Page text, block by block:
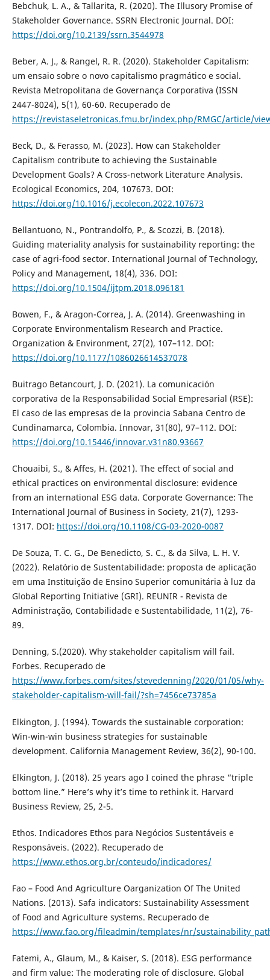
Bebchuk, L. A., & Tallarita, R. (2020). The Illusory Promise of
Stakeholder Governance. SSRN Electronic Journal. DOI:
https://doi.org/10.2139/ssrn.3544978
Beber, A. J., & Rangel, R. R. (2020). Stakeholder Capitalism:
um ensaio sobre o novo capitalismo pragmático e social.
Revista Metropolitana de Governança Corporativa (ISSN
2447-8024), 5(1), 60-60. Recuperado de
https://revistaseletronicas.fmu.br/index.php/RMGC/article/
Beck, D., & Ferasso, M. (2023). How can Stakeholder
Capitalism contribute to achieving the Sustainable
Development Goals? A Cross-network Literature Analysis.
Ecological Economics, 204, 107673. DOI:
https://doi.org/10.1016/j.ecolecon.2022.107673
Bellantuono, N., Pontrandolfo, P., & Scozzi, B. (2018).
Guiding materiality analysis for sustainability reporting: the
case of agri-food sector. International Journal of Technology,
Policy and Management, 18(4), 336. DOI:
https://doi.org/10.1504/ijtpm.2018.096181
Bowen, F., & Aragon-Correa, J. A. (2014). Greenwashing in
Corporate Environmentalism Research and Practice.
Organization & Environment, 27(2), 107–112. DOI:
https://doi.org/10.1177/1086026614537078
Buitrago Betancourt, J. D. (2021). La comunicación
corporativa de la Responsabilidad Social Empresarial (RSE):
El caso de las empresas de la provincia Sabana Centro de
Cundinamarca, Colombia. Innovar, 31(80), 97–112. DOI:
https://doi.org/10.15446/innovar.v31n80.93667
Chouaibi, S., & Affes, H. (2021). The effect of social and
ethical practices on environmental disclosure: evidence
from an international ESG data. Corporate Governance: The
International Journal of Business in Society, 21(7), 1293-
1317. DOI: https://doi.org/10.1108/CG-03-2020-0087
De Souza, T. C. G., De Benedicto, S. C., & da Silva, L. H. V.
(2022). Relatório de Sustentabilidade: proposta de aplicação
em uma Instituição de Ensino Superior comunitária à luz da
Global Reporting Initiative (GRI). REUNIR - Revista de
Administração, Contabilidade e Sustentabilidade, 11(2), 76-
89.
Denning, S.(2020). Why stakeholder capitalism will fail.
Forbes. Recuperado de
https://www.forbes.com/sites/stevedenning/2020/01/05/why-
stakeholder-capitalism-will-fail/?sh=7456ce73785a
Elkington, J. (1994). Towards the sustainable corporation:
Win-win-win business strategies for sustainable
development. California Management Review, 36(2), 90-100.
Elkington, J. (2018). 25 years ago I coined the phrase “triple
bottom line.” Here’s why it’s time to rethink it. Harvard
Business Review, 25, 2-5.
Ethos. Indicadores Ethos para Negócios Sustentáveis e
Responsáveis. (2022). Recuperado de
https://www.ethos.org.br/conteudo/indicadores/
Fao – Food And Agriculture Oarganization Of The United
Nations. (2013). Safa indicators: Sustainability Assessment
of Food and Agriculture systems. Recuperado de
https://www.fao.org/fileadmin/templates/nr/
Fatemi, A., Glaum, M., & Kaiser, S. (2018). ESG performance
and firm value: The moderating role of disclosure. Global